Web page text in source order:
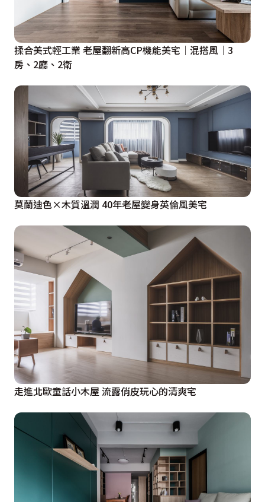
揉合美式輕工業 老屋翻新高CP機能美宅│混搭風│3
房、2廳、2衛
莫蘭迪色×木質溫潤 40年老屋變身英倫風美宅
走進北歐童話小木屋 流露俏皮玩心的清爽宅